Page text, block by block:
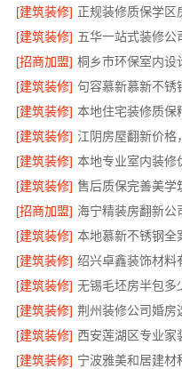
[建筑装修] 正规装修质保学区
[建筑装修] 五华一站式装修公
[招商加盟] 桐乡市环保室内设
[建筑装修] 句容慕新慕新不锈
[建筑装修]
[建筑装修] 江阴房屋翻新价格
[建筑装修] 本地专业室内装修
[建筑装修] 售后质保完善美学
[招商加盟]
[建筑装修] 本地慕新不锈钢全
[建筑装修]
[建筑装修] 无锡毛坯房半包多
[建筑装修] 荆州装修公司婚房
[建筑装修]
[建筑装修] 宁波雅美和居建材